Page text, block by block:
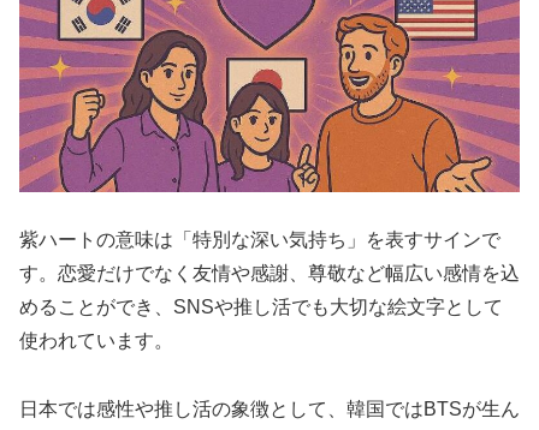
紫ハートの意味は「特別な深い気持ち」を表すサインで
す。恋愛だけでなく友情や感謝、尊敬など幅広い感情を込
めることができ、SNSや推し活でも大切な絵文字として
使われています。
日本では感性や推し活の象徴として、韓国ではBTSが生ん